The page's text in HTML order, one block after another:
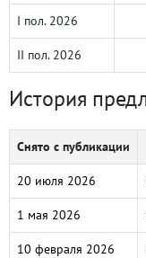
I пол. 2026
II пол. 2026
История
Снято с публикации
20 июля 2026
1 мая 2026
10 февраля 2026